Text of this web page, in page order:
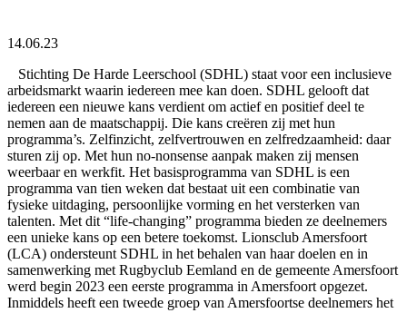
14.06.23
Stichting De Harde Leerschool (SDHL) staat voor een inclusieve
arbeidsmarkt waarin iedereen mee kan doen. SDHL gelooft dat
iedereen een nieuwe kans verdient om actief en positief deel te
nemen aan de maatschappij. Die kans creëren zij met hun
programma’s. Zelfinzicht, zelfvertrouwen en zelfredzaamheid: daar
sturen zij op. Met hun no-nonsense aanpak maken zij mensen
weerbaar en werkfit. Het basisprogramma van SDHL is een
programma van tien weken dat bestaat uit een combinatie van
fysieke uitdaging, persoonlijke vorming en het versterken van
talenten. Met dit “life-changing” programma bieden ze deelnemers
een unieke kans op een betere toekomst. Lionsclub Amersfoort
(LCA) ondersteunt SDHL in het behalen van haar doelen en in
samenwerking met Rugbyclub Eemland en de gemeente Amersfoort
werd begin 2023 een eerste programma in Amersfoort opgezet.
Inmiddels heeft een tweede groep van Amersfoortse deelnemers het